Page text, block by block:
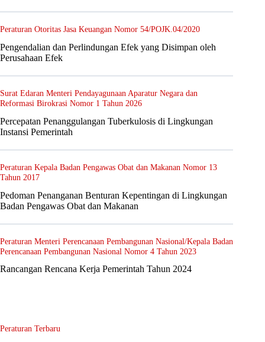
Peraturan Otoritas Jasa Keuangan Nomor 54/POJK.04/2020
Pengendalian dan Perlindungan Efek yang Disimpan oleh
Perusahaan Efek
Surat Edaran Menteri Pendayagunaan Aparatur Negara dan
Reformasi Birokrasi Nomor 1 Tahun 2026
Percepatan Penanggulangan Tuberkulosis di Lingkungan
Instansi Pemerintah
Peraturan Kepala Badan Pengawas Obat dan Makanan Nomor 13
Tahun 2017
Pedoman Penanganan Benturan Kepentingan di Lingkungan
Badan Pengawas Obat dan Makanan
Peraturan Menteri Perencanaan Pembangunan Nasional/Kepala Badan
Perencanaan Pembangunan Nasional Nomor 4 Tahun 2023
Rancangan Rencana Kerja Pemerintah Tahun 2024
Peraturan Terbaru